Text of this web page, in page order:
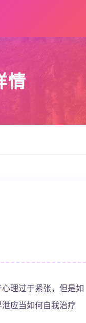
情
理过于紧张，但是如
应当如何自我治疗